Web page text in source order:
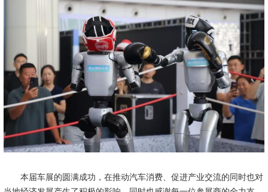
本届车展的圆满成功，在推动汽车消费、促进产业交流的同时也对